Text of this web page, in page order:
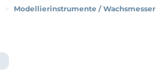
> Modellierinstrumente / Wachsmesser